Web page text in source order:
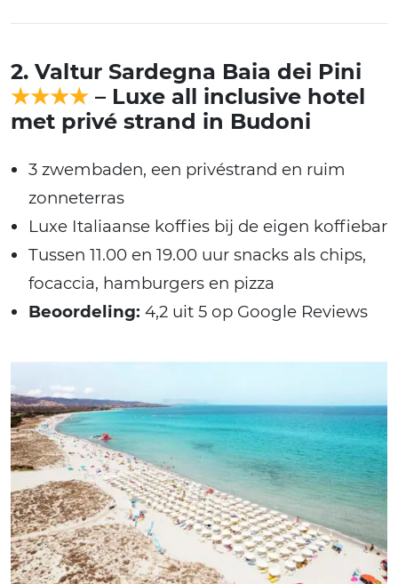
2. Valtur Sardegna Baia dei Pini
★★★★ – Luxe all inclusive hotel
met privé strand in Budoni
3 zwembaden, een privéstrand en ruim
zonneterras
Luxe Italiaanse koffies bij de eigen koffiebar
Tussen 11.00 en 19.00 uur snacks als chips,
focaccia, hamburgers en pizza
Beoordeling: 4,2 uit 5 op Google Reviews